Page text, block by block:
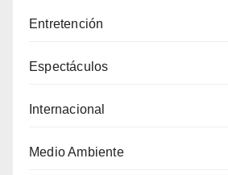
Entretención
Espectáculos
Internacional
Medio Ambiente